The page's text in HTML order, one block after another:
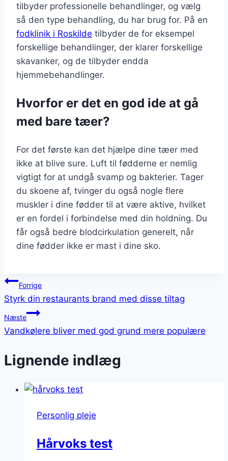
tilbyder professionelle behandlinger, og vælg
så den type behandling, du har brug for. På en
fodklinik i Roskilde tilbyder de for eksempel
forskellige behandlinger, der klarer forskellige
skavanker, og de tilbyder endda
hjemmebehandlinger.
Hvorfor er det en god ide at gå
med bare tæer?
For det første kan det hjælpe dine tæer med
ikke at blive sure. Luft til fødderne er nemlig
vigtigt for at undgå svamp og bakterier. Tager
du skoene af, tvinger du også nogle flere
muskler i dine fødder til at være aktive, hvilket
er en fordel i forbindelse med din holdning. Du
får også bedre blodcirkulation generelt, når
dine fødder ikke er mast i dine sko.
Indlægsnavigation
Forrige
Styrk din restaurants brand med disse tiltag
Næste
Vandkølere bliver med god grund mere populære
Lignende indlæg
Personlig pleje
Hårvoks test